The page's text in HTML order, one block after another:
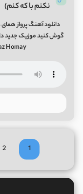
نکنم با که کنم)
دانلود آهنگ پرواز همای
Homay
1
2